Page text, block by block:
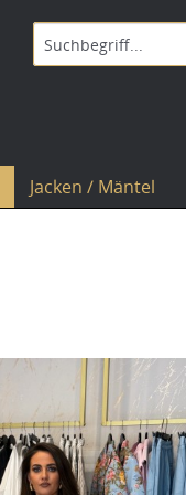
Jacken / Mäntel